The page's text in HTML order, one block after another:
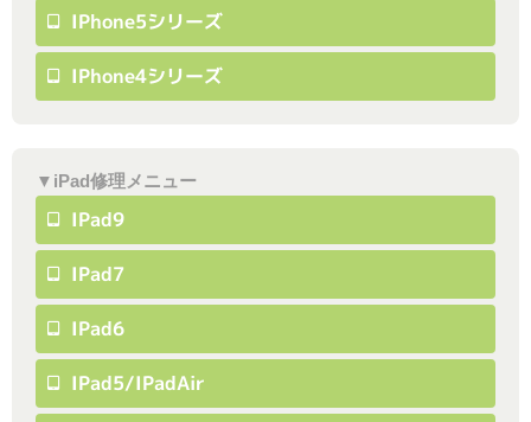
IPhone5シリーズ
IPhone4シリーズ
▼iPad修理メニュー
IPad9
IPad7
IPad6
IPad5/iPadAir